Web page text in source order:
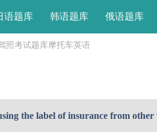
语题库 韩语题库 俄语题库
照考试题库摩托车英语
the label of insurance from other